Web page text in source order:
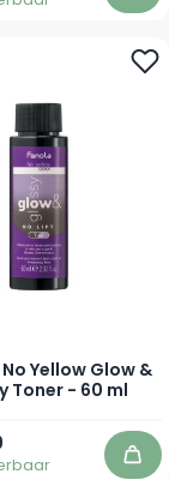
Toner - 60 ml
In